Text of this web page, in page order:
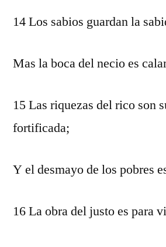
14 Los sabios guardan la
Mas la boca del necio es
15 Las riquezas del rico son
fortificada;
Y el desmayo de los pobres
16 La obra del justo es para